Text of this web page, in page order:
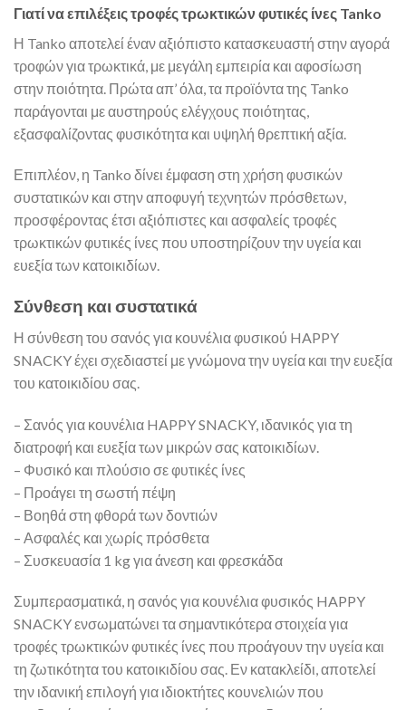
Γιατί να επιλέξεις τροφές τρωκτικών φυτικές ίνες Tanko
Η Tanko αποτελεί έναν αξιόπιστο κατασκευαστή στην αγορά
τροφών για τρωκτικά, με μεγάλη εμπειρία και αφοσίωση
στην ποιότητα. Πρώτα απ’ όλα, τα προϊόντα της Tanko
παράγονται με αυστηρούς ελέγχους ποιότητας,
εξασφαλίζοντας φυσικότητα και υψηλή θρεπτική αξία.
Επιπλέον, η Tanko δίνει έμφαση στη χρήση φυσικών
συστατικών και στην αποφυγή τεχνητών πρόσθετων,
προσφέροντας έτσι αξιόπιστες και ασφαλείς τροφές
τρωκτικών φυτικές ίνες που υποστηρίζουν την υγεία και
ευεξία των κατοικιδίων.
Σύνθεση και συστατικά
Η σύνθεση του σανός για κουνέλια φυσικού HAPPY
SNACKY έχει σχεδιαστεί με γνώμονα την υγεία και την ευεξία
του κατοικιδίου σας.
– Σανός για κουνέλια HAPPY SNACKY, ιδανικός για τη
διατροφή και ευεξία των μικρών σας κατοικιδίων.
– Φυσικό και πλούσιο σε φυτικές ίνες
– Προάγει τη σωστή πέψη
– Βοηθά στη φθορά των δοντιών
– Ασφαλές και χωρίς πρόσθετα
– Συσκευασία 1 kg για άνεση και φρεσκάδα
Συμπερασματικά, η σανός για κουνέλια φυσικός HAPPY
SNACKY ενσωματώνει τα σημαντικότερα στοιχεία για
τροφές τρωκτικών φυτικές ίνες που προάγουν την υγεία και
τη ζωτικότητα του κατοικιδίου σας. Εν κατακλείδι, αποτελεί
την ιδανική επιλογή για ιδιοκτήτες κουνελιών που